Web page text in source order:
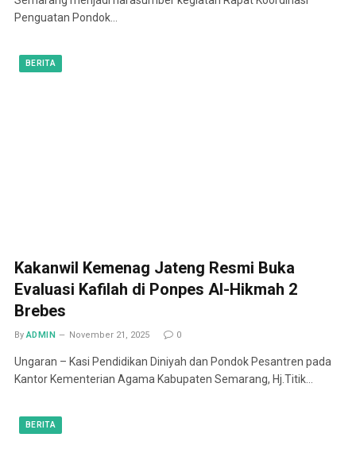
Penguatan Pondok…
BERITA
Kakanwil Kemenag Jateng Resmi Buka
Evaluasi Kafilah di Ponpes Al-Hikmah 2
Brebes
By ADMIN November 21, 2025 0
Ungaran – Kasi Pendidikan Diniyah dan Pondok Pesantren pada
Kantor Kementerian Agama Kabupaten Semarang, Hj.Titik…
BERITA